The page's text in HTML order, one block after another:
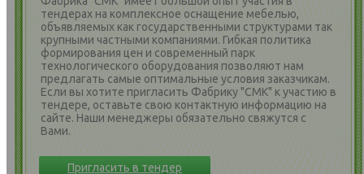
тендерах на комплексное оснащение мебелью,
объявляемых как государственными структурами так
крупными частными компаниями. Гибкая политика
формирования цен и современный парк
технологического оборудования позволяют нам
предлагать самые оптимальные условия заказчикам.
Если вы хотите пригласить Фабрику "СМК" к участию в
тендере, оставьте свою контактную информацию на
сайте. Наши менеджеры обязательно свяжутся с
Вами.
Пригласить в тендер